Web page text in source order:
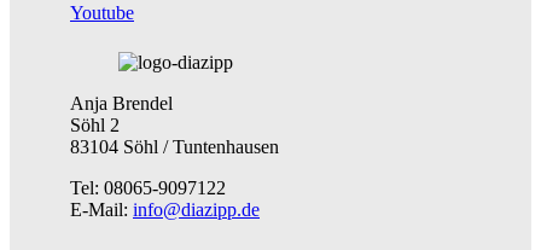
Youtube
Anja Brendel
Söhl 2
83104 Söhl / Tuntenhausen
Tel: 08065-9097122
E-Mail: info@diazipp.de